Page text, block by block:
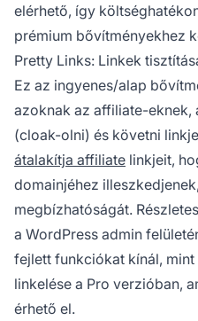
elérhető, így
prémium bővítményekhez
Pretty Links: Linkek
Ez az ingyenes/alap
azoknak az affiliate-eknek,
(cloak-olni) és követni
átalakítja affiliate linkjeit,
domainjéhez
megbízhatóságát.
a WordPress admin
fejlett funkciókat kínál,
linkelése a Pro verzióban,
érhető el.